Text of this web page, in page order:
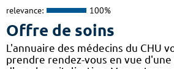
relevance: 100%
Offre de soins
L'annuaire des médecins du CHU
prendre rendez-vous en vue